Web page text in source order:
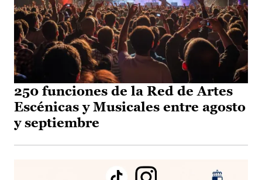
250 funciones de la Red de Artes
Escénicas y Musicales entre agosto
y septiembre